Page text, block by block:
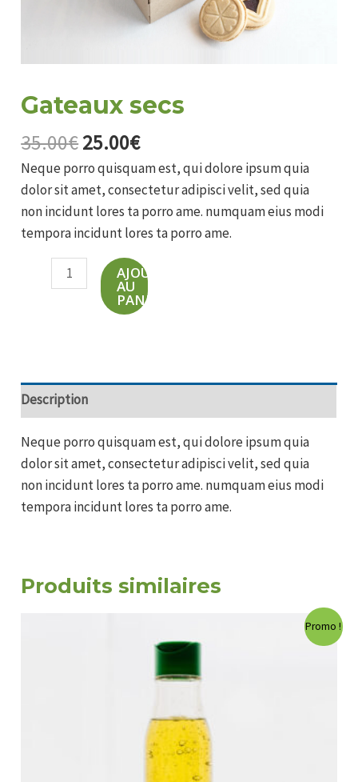
Gateaux secs
35.00€Le
prix
initial
était :
35.00€.
25.00€Le
prix
actuel
est :
25.00€.
Neque porro quisquam est, qui dolore ipsum quia
dolor sit amet, consectetur adipisci velit, sed quia
non incidunt lores ta porro ame. numquam eius modi
tempora incidunt lores ta porro ame.
quantité
AJOUTER
AU
PANIER
Description
Neque porro quisquam est, qui dolore ipsum quia
dolor sit amet, consectetur adipisci velit, sed quia
non incidunt lores ta porro ame. numquam eius modi
tempora incidunt lores ta porro ame.
Produits similaires
Promo !